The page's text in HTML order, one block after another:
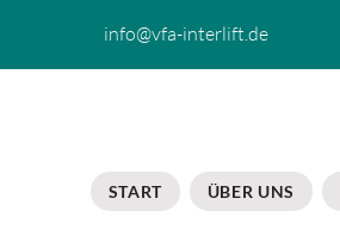
info@vfa-interlift.de
START ÜBER UNS